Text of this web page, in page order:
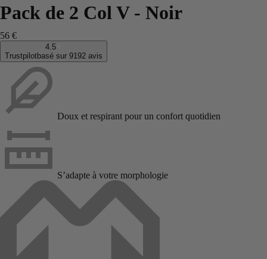
Pack de 2 Col V - Noir
56 €
4.5
Trustpilotbasé sur 9192 avis
Doux et respirant pour un confort quotidien
S’adapte à votre morphologie